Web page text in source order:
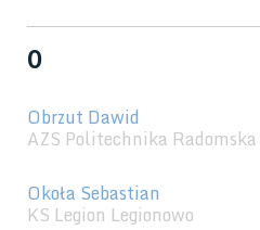
O
Obrzut Dawid
AZS Politechnika Radomska
Okoła Sebastian
KS Legion Legionowo